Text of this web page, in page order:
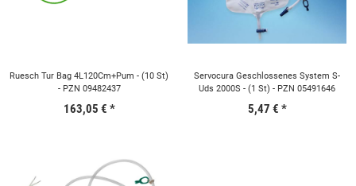
Ruesch Tur Bag 4L120Cm+Pum - (10 St)
- PZN 09482437
163,05 € *
Servocura Geschlossenes System S-
Uds 2000S - (1 St) - PZN 05491646
5,47 € *